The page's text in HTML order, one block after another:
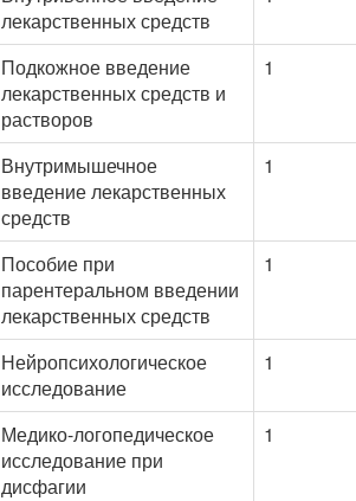
лекарственных средств
Подкожное введение
лекарственных средств и
растворов
1
Внутримышечное
введение лекарственных
средств
1
Пособие при
парентеральном введении
лекарственных средств
1
Нейропсихологическое
исследование
1
Медико-логопедическое
исследование при
дисфагии
1